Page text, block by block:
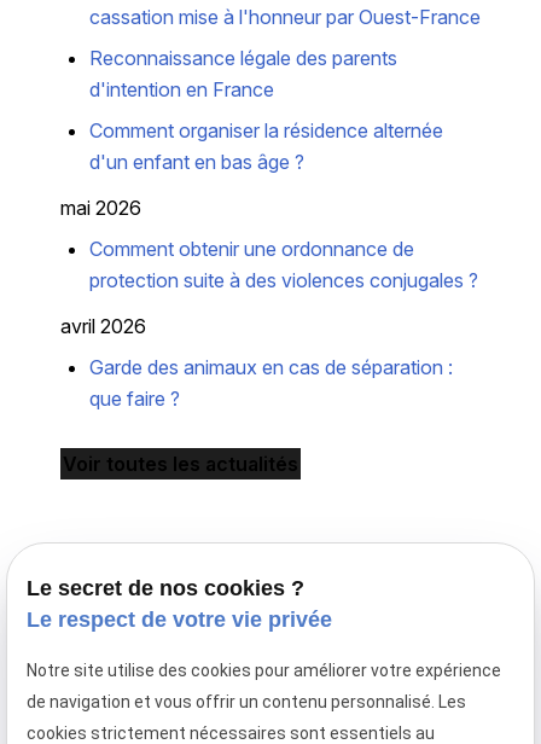
cassation mise à l'honneur par Ouest-France
Reconnaissance légale des parents
d'intention en France
Comment organiser la résidence alternée
d'un enfant en bas âge ?
mai 2026
Comment obtenir une ordonnance de
protection suite à des violences conjugales ?
avril 2026
Garde des animaux en cas de séparation :
que faire ?
Voir toutes les actualités
Avocat en droit de la famille à Paris,
le cabinet Maître Laurence MAYER intervient en
Le secret de nos cookies ?
Le respect de votre vie privée
Notre site utilise des cookies pour améliorer votre expérience
de navigation et vous offrir un contenu personnalisé. Les
cookies strictement nécessaires sont essentiels au